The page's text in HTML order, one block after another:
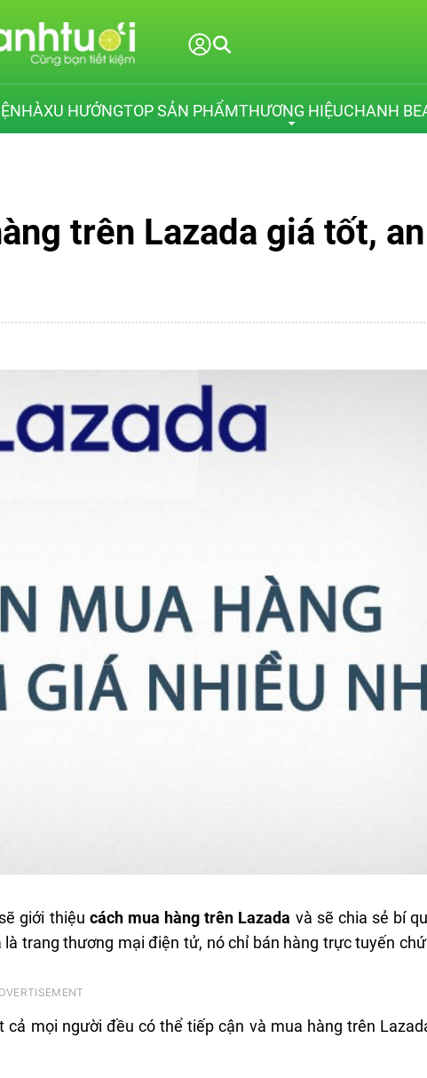
NHÀXU HƯỚNGTOP SẢN PHẨMTHƯƠNG HIỆUCHANH
trên Lazada giá tốt,
giới thiệu cách mua hàng trên Lazada và sẽ chia sẻ bí
trang thương mại điện tử, nó chỉ bán hàng trực tuyến
mọi người đều có thể tiếp cận và mua hàng trên